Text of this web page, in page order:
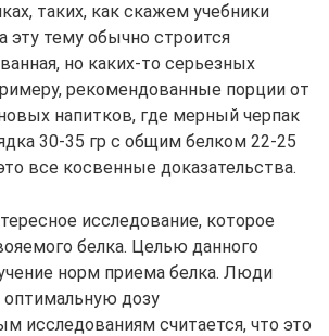
таких, как скажем учебники
эту тему обычно строится
но каких-то серьезных
рекомендованные порции от
напитков, где мерный черпак
30-35 гр с общим белком 22-25
все косвенные доказательства.
исследование, которое
белка. Целью данного
норм приема белка. Люди
оптимальную дозу
исследованиям считается, что это